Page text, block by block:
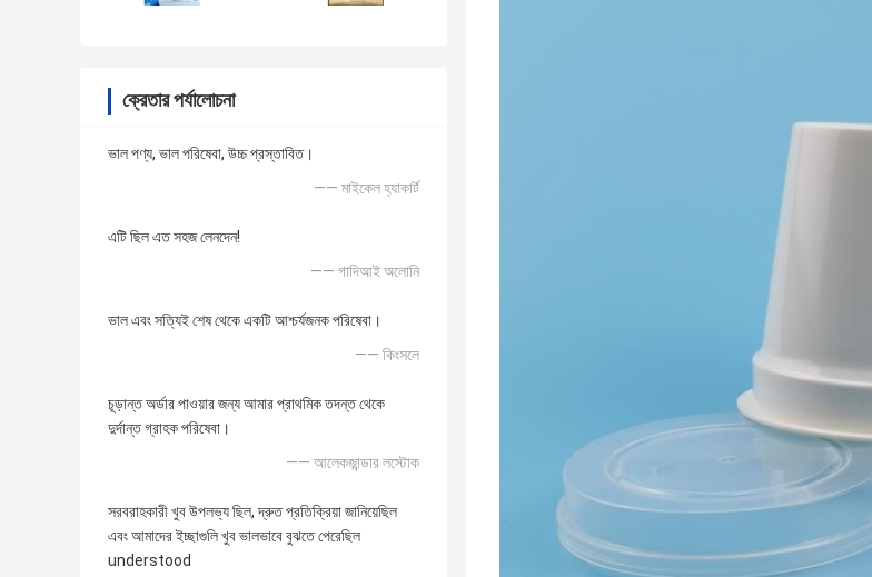
ক্রেতার পর্যালোচনা
ভাল পণ্য, ভাল পরিষেবা, উচ্চ প্রস্তাবিত।
—— মাইকেল হ্যাকার্ট
এটি ছিল এত সহজ লেনদেন!
—— গাদিআই অলোনি
ভাল এবং সত্যিই শেষ থেকে একটি আশ্চর্যজনক পরিষেবা।
—— কিংসলে
চূড়ান্ত অর্ডার পাওয়ার জন্য আমার প্রাথমিক তদন্ত থেকে
দুর্দান্ত গ্রাহক পরিষেবা।
—— আলেকজান্ডার লস্টোক
সরবরাহকারী খুব উপলভ্য ছিল, দ্রুত প্রতিক্রিয়া জানিয়েছিল
এবং আমাদের ইচ্ছাগুলি খুব ভালভাবে বুঝতে পেরেছিল
understood